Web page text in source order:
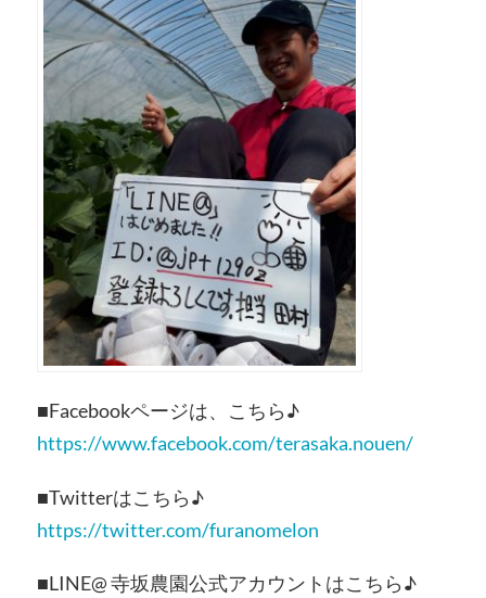
■Facebookページは、こちら♪
https://www.facebook.com/terasaka.nouen/
■Twitterはこちら♪
https://twitter.com/furanomelon
■LINE@ 寺坂農園公式アカウントはこちら♪